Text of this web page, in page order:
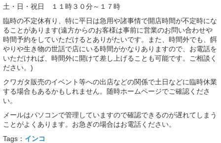
土・日・祝日 １１時３０分～１７時
臨時の不定休有り、特に平日は急用や諸事情で開店時間が不定時にな
ることがあります(遠方からのお客様は事前に営業のお問い合わせや
時間予約をしていただけるとありがたいです。また、時間外でも、餌
やりや生き物の世話で店にいる時間がかなりありますので、お電話を
いただければ、時間外に開けて差し上げることも可能です。ご相談く
ださい。)
クワガタ販売のイベント等への出店などの関係で土日などに臨時休業
する場合もあるかもしれません。随時ホームページでご確認くださ
い。
メールはパソコンで管理していますので確認できるのが遅れてしまう
ことがよくあります。お急ぎの場合はお電話ください。
Tags： インコ